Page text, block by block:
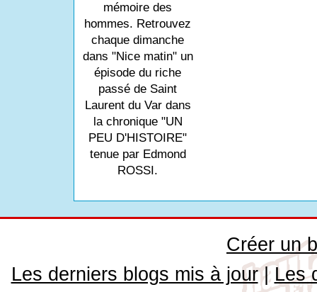
mémoire des
hommes. Retrouvez
chaque dimanche
dans "Nice matin" un
épisode du riche
passé de Saint
Laurent du Var dans
la chronique "UN
PEU D'HISTOIRE"
tenue par Edmond
ROSSI.
Créer un
Les derniers blogs mis à jour| Les